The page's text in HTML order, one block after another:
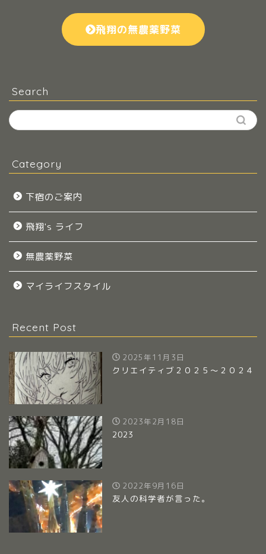
飛翔の無農薬野菜
Search
Category
下宿のご案内
飛翔's ライフ
無農薬野菜
マイライフスタイル
Recent Post
2025年11月3日
クリエイティブ２０２５～２０２４
2023年2月18日
2023
2022年9月16日
友人の科学者が言った。